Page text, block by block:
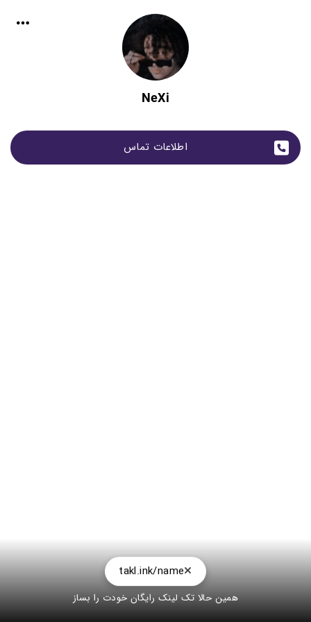
NeXi
اطلاعات تماس
takl.ink/name
همین حالا تک لینک رایگان خودت را بساز